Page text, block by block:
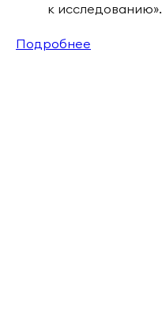
к исследованию».
Подробнее